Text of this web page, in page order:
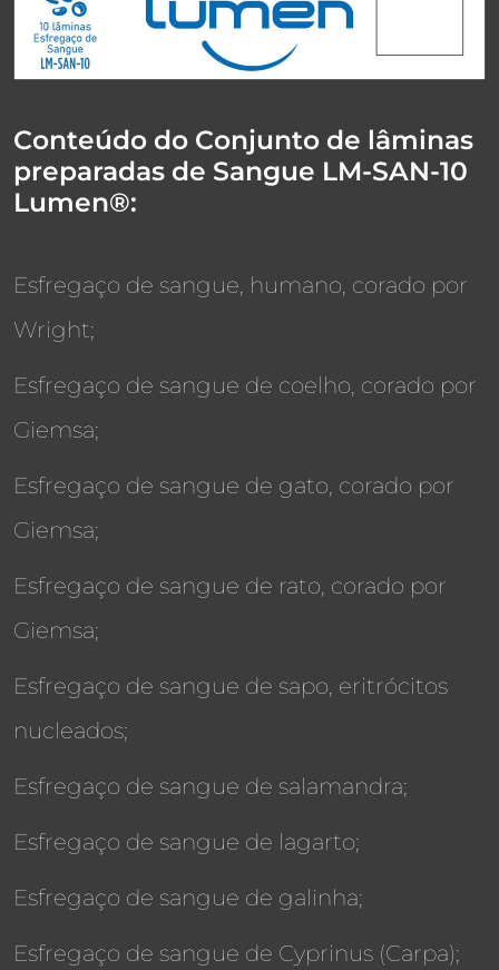
Conteúdo do Conjunto de lâminas
preparadas de Sangue LM-SAN-10
Lumen®:
Esfregaço de sangue, humano, corado por
Wright;
Esfregaço de sangue de coelho, corado por
Giemsa;
Esfregaço de sangue de gato, corado por
Giemsa;
Esfregaço de sangue de rato, corado por
Giemsa;
Esfregaço de sangue de sapo, eritrócitos
nucleados;
Esfregaço de sangue de salamandra;
Esfregaço de sangue de lagarto;
Esfregaço de sangue de galinha;
Esfregaço de sangue de Cyprinus (Carpa);